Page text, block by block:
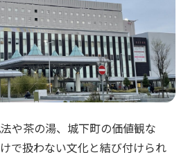
や茶の湯、城下町の価値観な
で扱わない文化と結び付けられ